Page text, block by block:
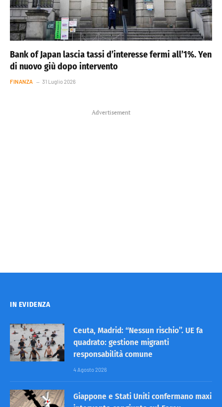
Bank of Japan lascia tassi d’interesse fermi all’1%. Yen
di nuovo giù dopo intervento
FINANZA 31 Luglio 2026
Advertisement
IN EVIDENZA
Ceuta, Madrid: “Nessun rischio”. UE fa
quadrato: gestione migranti
responsabilità comune
4 Agosto 2026
Giappone e Stati Uniti confermano maxi